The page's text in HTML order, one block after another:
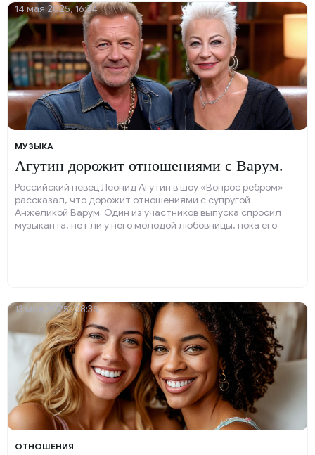
МУЗЫКА
Агутин дорожит отношениями с Варум.
Российский певец Леонид Агутин в шоу «Вопрос ребром»
рассказал, что дорожит отношениями с супругой
Анжеликой Варум. Один из участников выпуска спросил
музыканта, нет ли у него молодой любовницы, пока его
14 мая 2025, 16:34
ОТНОШЕНИЯ
13 мая 2025, 08:35